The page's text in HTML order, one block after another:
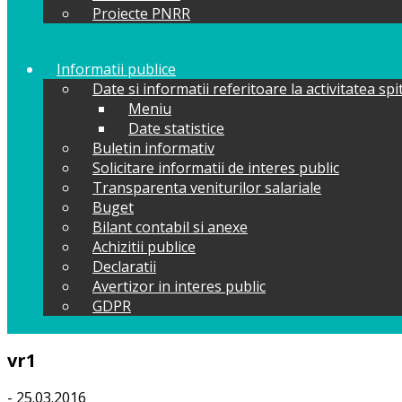
Proiecte PNRR
Informatii publice
Date si informatii referitoare la activitatea
Meniu
Date statistice
Buletin informativ
Solicitare informatii de interes public
Transparenta veniturilor salariale
Buget
Bilant contabil si anexe
Achizitii publice
Declaratii
Avertizor in interes public
GDPR
vr1
- 25.03.2016